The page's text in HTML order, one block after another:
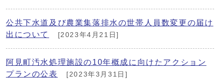
公共下水道及び農業集落排水の世帯人員数変更の届け
出について
[2023年4月21日]
阿見町汚水処理施設の10年概成に向けたアクション
プランの公表
[2023年3月31日]